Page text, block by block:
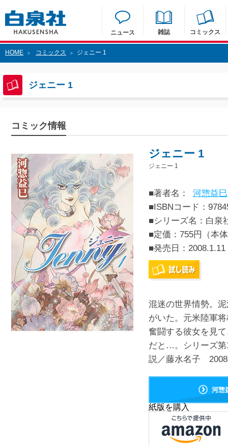
ニュース 雑誌 コミックス
HOME > コミックス > ジェニー 1
ジェニー 1
コミック情報
ジェニー 1
ジェニー 1
■著者名：
河惣益巳
■ISBNコード：
■シリーズ名：白泉
■定価：755円（本
■発売日： 2008.1.11
混迷の世界情勢。
がいた。元米陸軍
奮闘する彼女を見
だと…。シリーズ
説／藤水名子 2008
河惣
紙版を購入